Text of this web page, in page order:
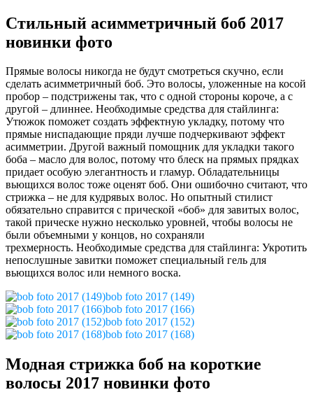
Стильный асимметричный боб 2017
новинки фото
Прямые волосы никогда не будут смотреться скучно, если
сделать асимметричный боб. Это волосы, уложенные на косой
пробор – подстрижены так, что с одной стороны короче, а с
другой – длиннее. Необходимые средства для стайлинга:
Утюжок поможет создать эффектную укладку, потому что
прямые ниспадающие пряди лучше подчеркивают эффект
асимметрии. Другой важный помощник для укладки такого
боба – масло для волос, потому что блеск на прямых прядках
придает особую элегантность и гламур. Обладательницы
вьющихся волос тоже оценят боб. Они ошибочно считают, что
стрижка – не для кудрявых волос. Но опытный стилист
обязательно справится с прической «боб» для завитых волос,
такой прическе нужно несколько уровней, чтобы волосы не
были объемными у концов, но сохраняли
трехмерность. Необходимые средства для стайлинга: Укротить
непослушные завитки поможет специальный гель для
вьющихся волос или немного воска.
bob foto 2017 (149)
bob foto 2017 (166)
bob foto 2017 (152)
bob foto 2017 (168)
Модная стрижка боб на короткие
волосы 2017 новинки фото